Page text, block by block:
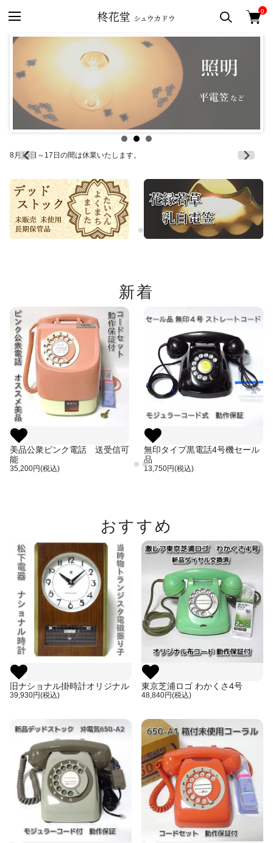
0
8月15日～17日の間は休業いたします。
新着
美品公衆ピンク電話 送受信可
能
35,200円(税込)
無印タイプ黒電話4号機セール
品
13,750円(税込)
おすすめ
旧ナショナル掛時計オリジナル
39,930円(税込)
東京芝浦ロゴ わかくさ4号
48,840円(税込)